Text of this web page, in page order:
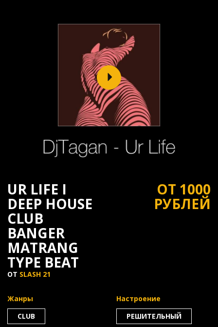
UR LIFE I
DEEP HOUSE
CLUB
BANGER
MATRANG
TYPE BEAT
ОТ SLASH 21
ОТ 1000
РУБЛЕЙ
Жанры
CLUB
Настроение
РЕШИТЕЛЬНЫЙ